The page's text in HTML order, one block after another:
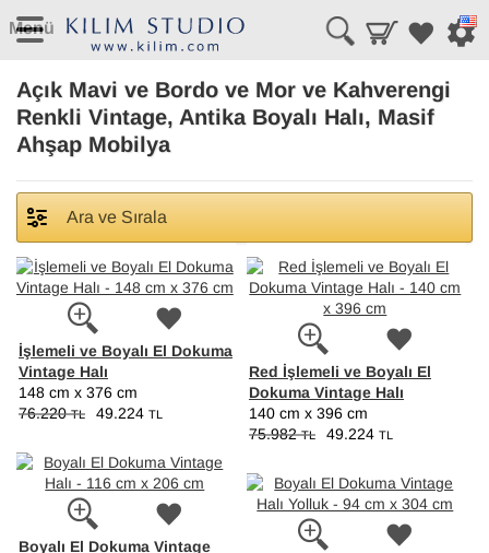
Menü
Açık Mavi ve Bordo ve Mor ve Kahverengi
Renkli Vintage, Antika Boyalı Halı, Masif
Ahşap Mobilya
Ara ve Sırala
İşlemeli ve Boyalı El Dokuma
Vintage Halı
148 cm x 376 cm
76.220TL 49.224 TL
Red İşlemeli ve Boyalı El
Dokuma Vintage Halı
140 cm x 396 cm
75.982TL 49.224 TL
Boyalı El Dokuma Vintage